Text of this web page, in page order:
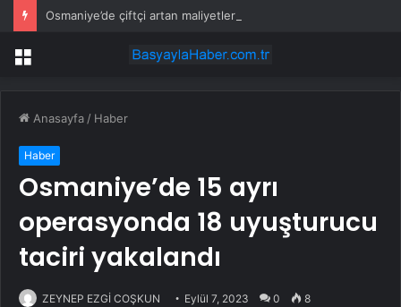
Menü
Anasayfa / Haber
Haber
Osmaniye’de 15 ayrı
operasyonda 18 uyuşturucu
taciri yakalandı
ZEYNEP EZGİ COŞKUN Eylül 7, 2023 0 8